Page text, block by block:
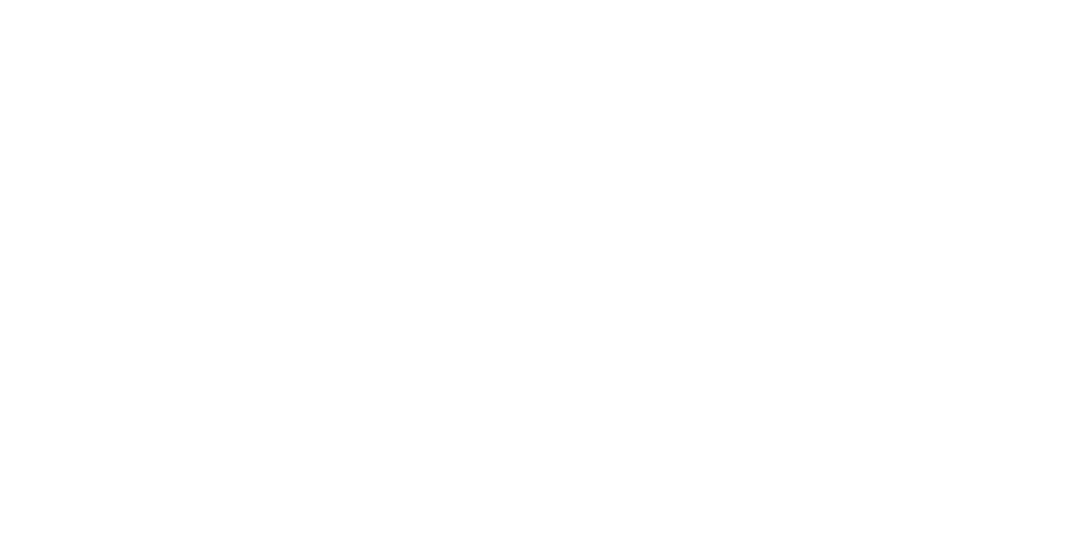
Bei diesem Prozess geht es darum, die tatsächliche Anzahl von Website-Besuchen oder Benutzern zu erhöhen, und nicht um
oder einer Anzeige auf Ihre Website kommt, dann wird die Conversion-Optimierung nicht als eines Ihrer Hauptziele
auf Ihre Website zu bringen, dann wird die Conversion-Optimierung mit Sicherheit ein wichtiger Faktor für Ihren Erfolg sein. In
Website-Betreibern gemacht werden, wenn es um Conversion-Optimierung geht.
eine klare und prägnante Handlungsaufforderung für Ihre Besucher bereitzustellen. Die Konversionsraten variieren stark zwischen
sein, was sie tun sollen. Die Konversionsrate von Landing Pages ist viel niedriger als die von Lead Pages. Lead-Generierungsseiten
Newsletter anmelden oder weitere Informationen anfordern. Die Conversion-Optimierung für Lead-Generierungsseiten sollte
enthalten.
reine Inbound-Marketing-Botschaft zu behandeln. Sie gehen davon aus, dass ein Besucher, der auf ihre Website kommt, bereits ein
Menschen verbringen oft nur ein paar Sekunden auf einer Seite, und wenn Ihre Botschaft sie nicht sofort fesselt, werden sie wahrscheinlich